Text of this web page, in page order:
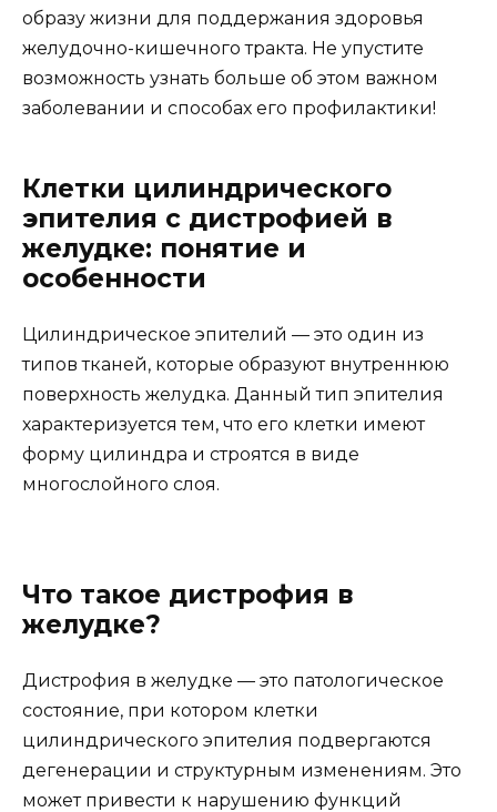
образу жизни для поддержания здоровья
желудочно-кишечного тракта. Не упустите
возможность узнать больше об этом важном
заболевании и способах его профилактики!
Клетки цилиндрического
эпителия с дистрофией в
желудке: понятие и
особенности
Цилиндрическое эпителий — это один из
типов тканей, которые образуют внутреннюю
поверхность желудка. Данный тип эпителия
характеризуется тем, что его клетки имеют
форму цилиндра и строятся в виде
многослойного слоя.
Что такое дистрофия в
желудке?
Дистрофия в желудке — это патологическое
состояние, при котором клетки
цилиндрического эпителия подвергаются
дегенерации и структурным изменениям. Это
может привести к нарушению функций